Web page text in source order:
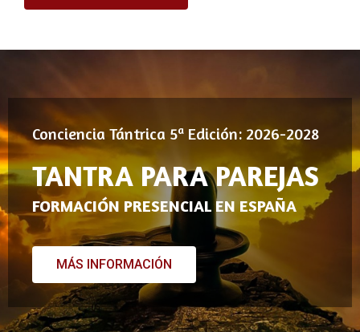
Conciencia Tántrica 5ª Edición: 2026-2028
TANTRA PARA PAREJAS
FORMACIÓN PRESENCIAL EN ESPAÑA
MÁS INFORMACIÓN